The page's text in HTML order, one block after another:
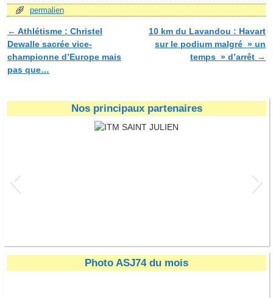
permalien
Navigation des articles
← Athlétisme : Christel
Dewalle sacrée vice-
championne d’Europe mais
pas que…
10 km du Lavandou : Havart
sur le podium malgré » un
temps » d’arrêt →
Nos principaux partenaires
ITM SAINT JULIEN
Photo ASJ74 du mois